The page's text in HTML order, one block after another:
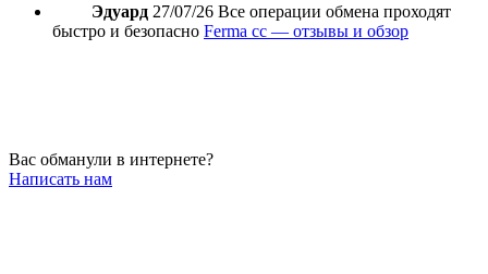
Эдуард 27/07/26 Все операции обмена проходят
быстро и безопасно Ferma cc — отзывы и обзор
Вас обманули в интернете?
Написать нам